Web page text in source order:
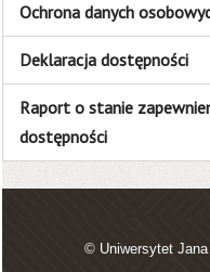
Ochrona danych
Deklaracja dostępności
Raport o stanie
dostępności
© Uniwersytet